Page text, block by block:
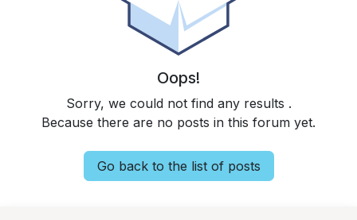
Oops!
Sorry, we could not find any results .
Because there are no posts in this forum yet.
Go back to the list of posts